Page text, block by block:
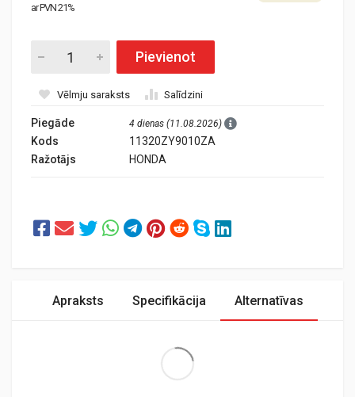
ar PVN 21%
Pievienot
Vēlmju saraksts Salīdzini
Piegāde 4 dienas (11.08.2026)
Kods
11320ZY9010ZA
Ražotājs
HONDA
Apraksts Specifikācija Alternatīvas
Extra Large